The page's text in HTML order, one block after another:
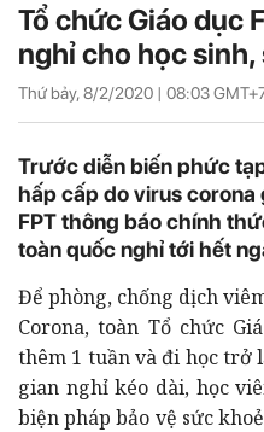
Tổ chức Giáo dục
nghỉ cho học sinh,
Thứ bảy, 8/2/2020 | 08:03
Trước diễn biến phức
hấp cấp do virus corona
FPT thông báo chính
toàn quốc nghỉ tới hết
Để phòng, chống dịch
Corona, toàn Tổ chức
thêm 1 tuần và đi học trở
gian nghỉ kéo dài, học
biện pháp bảo vệ sức